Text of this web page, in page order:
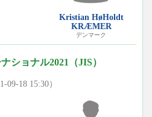
Kristian HøHoldt
KRÆMER
デンマーク
ショナル2021（JIS）
09-18 15:30）